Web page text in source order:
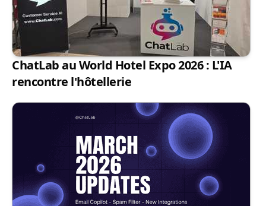
ChatLab au World Hotel Expo 2026 : L'IA
rencontre l'hôtellerie